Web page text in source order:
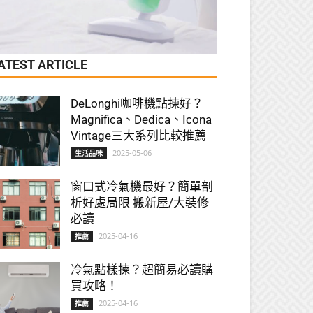
ARTICLE
DeLonghi咖啡機點揀好？
Magnifica、Dedica、Icona
Vintage三大系列比較推薦
生活品味 2025-05-06
窗口式冷氣機最好？簡單剖
析好處局限 搬新屋/大裝修
必讀
推薦 2025-04-16
冷氣點樣揀？超簡易必讀購
買攻略！
推薦 2025-04-16